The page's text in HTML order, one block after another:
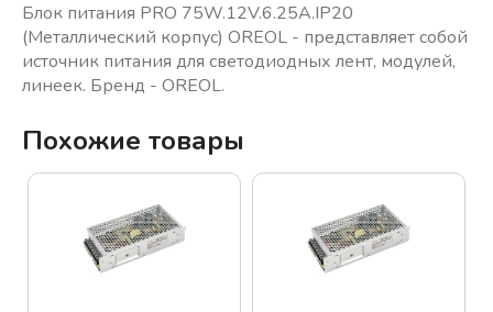
Блок питания PRO 75W.12V.6.25A.IP20
(Металлический корпус) OREOL - представляет собой
источник питания для светодиодных лент, модулей,
линеек. Бренд - OREOL.
Похожие товары